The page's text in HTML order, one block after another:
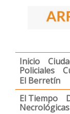
Inicio
Policiales
El Berretín
El Tiempo
Necrológicas